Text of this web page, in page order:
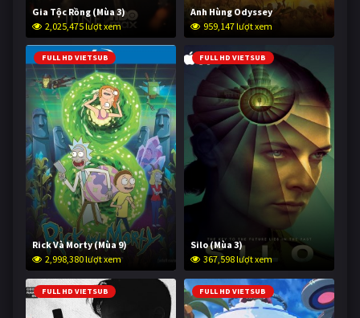
Gia Tộc Rồng (Mùa 3)
2,025,475 lượt xem
Anh Hùng Odyssey
959,147 lượt xem
FULL HD VIETSUB
Rick Và Morty (Mùa 9)
2,998,380 lượt xem
FULL HD VIETSUB
Silo (Mùa 3)
367,598 lượt xem
FULL HD VIETSUB FULL HD VIETSUB